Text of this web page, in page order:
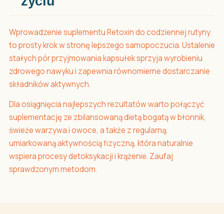
Wprowadzenie suplementu Retoxin do codziennej rutyny
to prosty krok w stronę lepszego samopoczucia. Ustalenie
stałych pór przyjmowania kapsułek sprzyja wyrobieniu
zdrowego nawyku i zapewnia równomierne dostarczanie
składników aktywnych.
Dla osiągnięcia najlepszych rezultatów warto połączyć
suplementację ze zbilansowaną dietą bogatą w błonnik,
świeże warzywa i owoce, a także z regularną,
umiarkowaną aktywnością fizyczną, która naturalnie
wspiera procesy detoksykacji i krążenie. Zaufaj
sprawdzonym metodom.